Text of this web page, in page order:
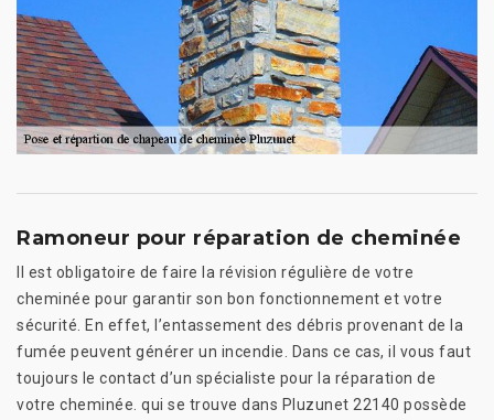
Ramoneur pour réparation de cheminée
Il est obligatoire de faire la révision régulière de votre
cheminée pour garantir son bon fonctionnement et votre
sécurité. En effet, l’entassement des débris provenant de la
fumée peuvent générer un incendie. Dans ce cas, il vous faut
toujours le contact d’un spécialiste pour la réparation de
votre cheminée. qui se trouve dans Pluzunet 22140 possède